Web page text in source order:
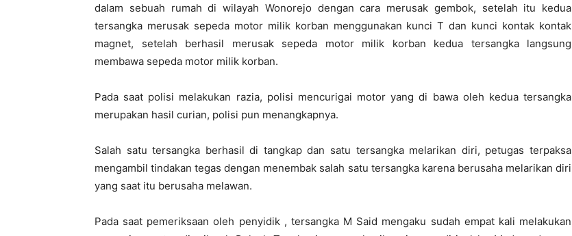
dalam sebuah rumah di wilayah Wonorejo dengan cara merusak gembok, setelah itu kedua
tersangka merusak sepeda motor milik korban menggunakan kunci T dan kunci kontak kontak
magnet, setelah berhasil merusak sepeda motor milik korban kedua tersangka langsung
membawa sepeda motor milik korban.
Pada saat polisi melakukan razia, polisi mencurigai motor yang di bawa oleh kedua tersangka
merupakan hasil curian, polisi pun menangkapnya.
Salah satu tersangka berhasil di tangkap dan satu tersangka melarikan diri, petugas terpaksa
mengambil tindakan tegas dengan menembak salah satu tersangka karena berusaha melarikan diri
yang saat itu berusaha melawan.
Pada saat pemeriksaan oleh penyidik , tersangka M Said mengaku sudah empat kali melakukan